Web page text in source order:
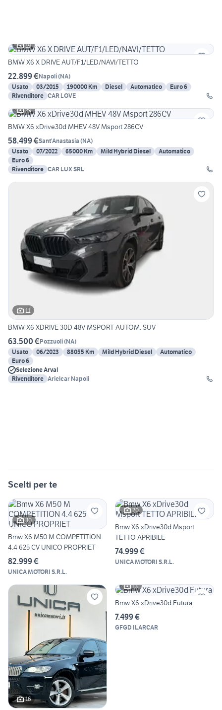
19
BMW X6 X DRIVE AUT/F1/LED/NAVI/TETTO
22.899 €Napoli(NA)
Usato
03/2015 190000 Km Diesel Automatico
Euro 6
Rivenditore CAR LOVE
29
BMW X6 xDrive30d MHEV 48V Msport 286CV
58.499 €Sant'Anastasia (NA)
Usato
07/2022 65000 Km Mild Hybrid Diesel
Automatico
Euro 6
Rivenditore CAR LUX SRL
11
BMW X6 XDRIVE 30D 48V MSPORT AUTOM. SUV
63.500 €Pozzuoli(NA)
Usato
06/2023 88055 Km Mild Hybrid Diesel
Automatico
Euro 6
Selezione Arval
Rivenditore Arielcar Napoli
Scelti per te
30
Bmw X6 M50 M COMPETITION
4.4 625 CV UNICO PROPRIET
82.999 €
UNICA MOTORI S.R.L.
20
Bmw X6 xDrive30d Msport
TETTO APRIBILE
74.999 €
UNICA MOTORI S.R.L.
16
13
Bmw X6 xDrive30d Futura
7.499 €
GFGD ILARCAR